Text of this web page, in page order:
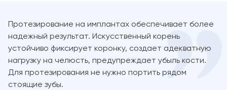
Протезирование на имплантах обеспечивает более
надежный результат. Искусственный корень
устойчиво фиксирует коронку, создает адекватную
нагрузку на челюсть, предупреждает убыль кости.
Для протезирования не нужно портить рядом
стоящие зубы.